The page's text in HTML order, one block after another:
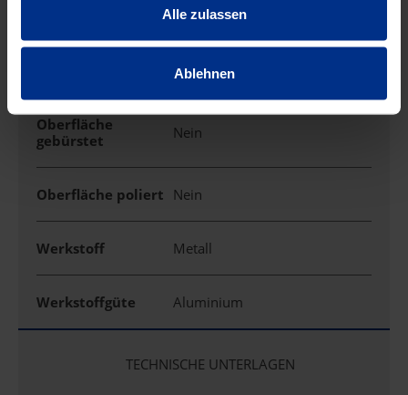
Alle zulassen
Ablehnen
Güte der
Oberfläche
gebürstet
Nein
Oberfläche poliert Nein
Werkstoff Metall
Werkstoffgüte Aluminium
TECHNISCHE UNTERLAGEN